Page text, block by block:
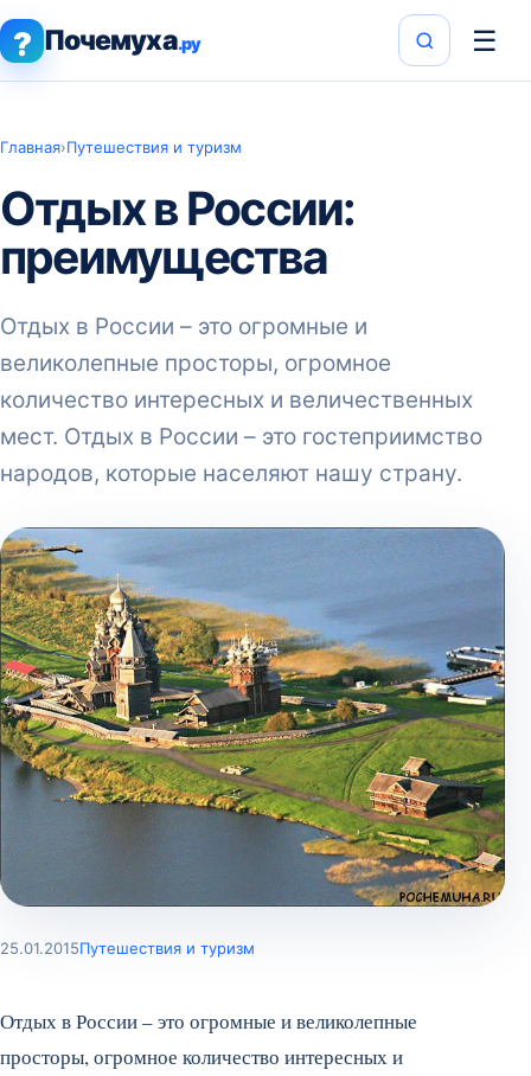
? Почемуха.ру ☰
Главная›Путешествия и туризм
Отдых в России:
преимущества
Отдых в России – это огромные и
великолепные просторы, огромное
количество интересных и величественных
мест. Отдых в России – это гостеприимство
народов, которые населяют нашу страну.
25.01.2015Путешествия и туризм
Отдых в России – это огромные и великолепные
просторы, огромное количество интересных и